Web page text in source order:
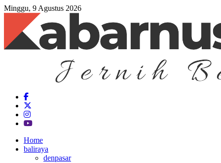
Minggu, 9 Agustus 2026
Home
baliraya
denpasar